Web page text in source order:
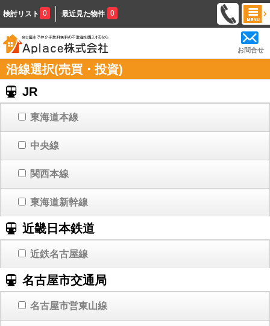
検討リスト 0 最近見た物件 0
お問合せ
沿線選択(売買・投資)
JR
東海道本線
中央線
関西本線
東海道新幹線
近畿日本鉄道
近鉄名古屋線
名古屋市交通局
名古屋市営東山線